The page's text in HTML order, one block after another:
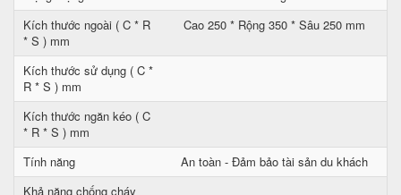
Kích thước ngoài ( C * R
* S ) mm
Cao 250 * Rộng 350 * Sâu 250 mm
Kích thước sử dụng ( C *
R * S ) mm
Kích thước ngăn kéo ( C
* R * S ) mm
Tính năng
An toàn - Đảm bảo tài sản du khách
Khả năng chống cháy